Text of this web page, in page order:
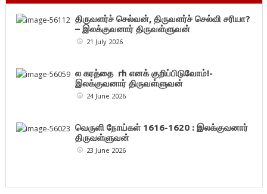
திருவளர்ச் செல்வன், திருவளர்ச் செல்வி சரியா?
– இலக்குவனார் திருவள்ளுவன்
21 July 2026
ல கரத்தை rh எனக் குறிப்பிடுவோம்!-
இலக்குவனார் திருவள்ளுவன்
24 June 2026
வெருளி நோய்கள் 1616-1620 : இலக்குவனார்
திருவள்ளுவன்
23 June 2026